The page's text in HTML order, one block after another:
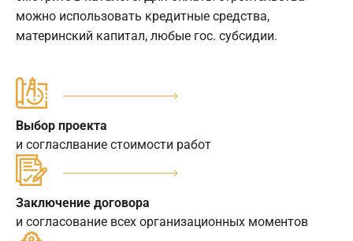
можно использовать кредитные средства,
материнский капитал, любые гос. субсидии.
Выбор проекта
и согласлвание стоимости работ
Заключение договора
и согласование всех организационных моментов